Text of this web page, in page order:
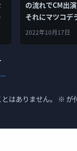
の流れでCM出演
それにマツコデ
ターゲットに！
2022年10月17日
はありません。 ※ が